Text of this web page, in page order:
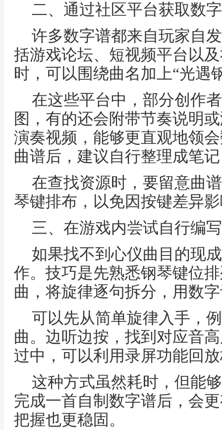
二、通过社区平台获取数
许多数字谱都来自玩家自
括游戏论坛、短视频平台以
时，可以围绕曲名加上“光遇
在这些平台中，部分创作
图，有的还会附带节奏说明
演奏视频，能够更直观地领
曲谱后，建议自行整理成笔
在查找资源时，要留意曲
琴键排布，以免因按键差异
三、在游戏内尝试自行编
如果找不到心仪曲目的现
作。技巧是先熟悉钢琴键位
曲，将旋律逐句拆分，用数
可以先从简单旋律入手，
曲。边听边按，找到对应音
过中，可以利用录屏功能回
这种方式虽然耗时，但能
完成一首自制数字谱后，会
把握也更稳固。